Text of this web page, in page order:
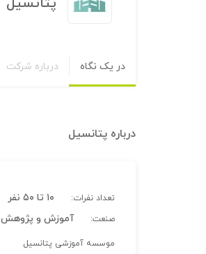
در یک نگاه درباره شرکت
درباره پتانسیل
تعداد نفرات: ۱۰ تا ۵۰ نفر
صنعت: آموزش و پژوهش
موسسه آموزشی پتانسیل